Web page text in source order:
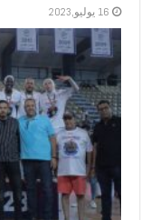
16 يوليو,2023